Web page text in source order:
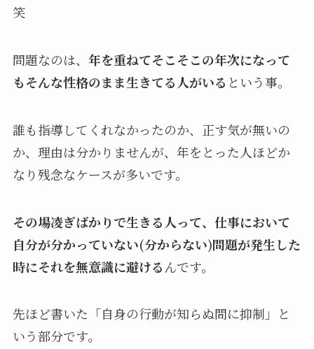
笑
問題なのは、 年を重ねてそこそこの年次になって
もそんな性格のまま生きてる人がいる という事。
誰も指導してくれなかったのか、正す気が無いの
か、理由は分かりませんが、年をとった人ほどか
なり残念なケースが多いです。
その場凌ぎばかりで生きる人って、仕事において
自分が分かっていない(分からない)問題が発生した
時にそれを無意識に避けるんです。
先ほど書いた「自身の行動が知らぬ間に抑制」と
いう部分です。